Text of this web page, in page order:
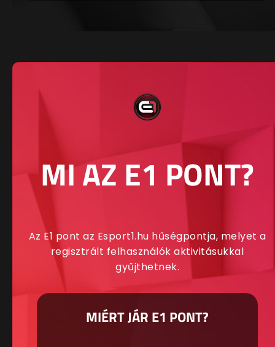
MI AZ E1 PONT?
Az E1 pont az Esport1.hu hűségpontja, melyet a
regisztrált felhasználók aktivitásukkal
gyűjthetnek.
MIÉRT JÁR E1 PONT?